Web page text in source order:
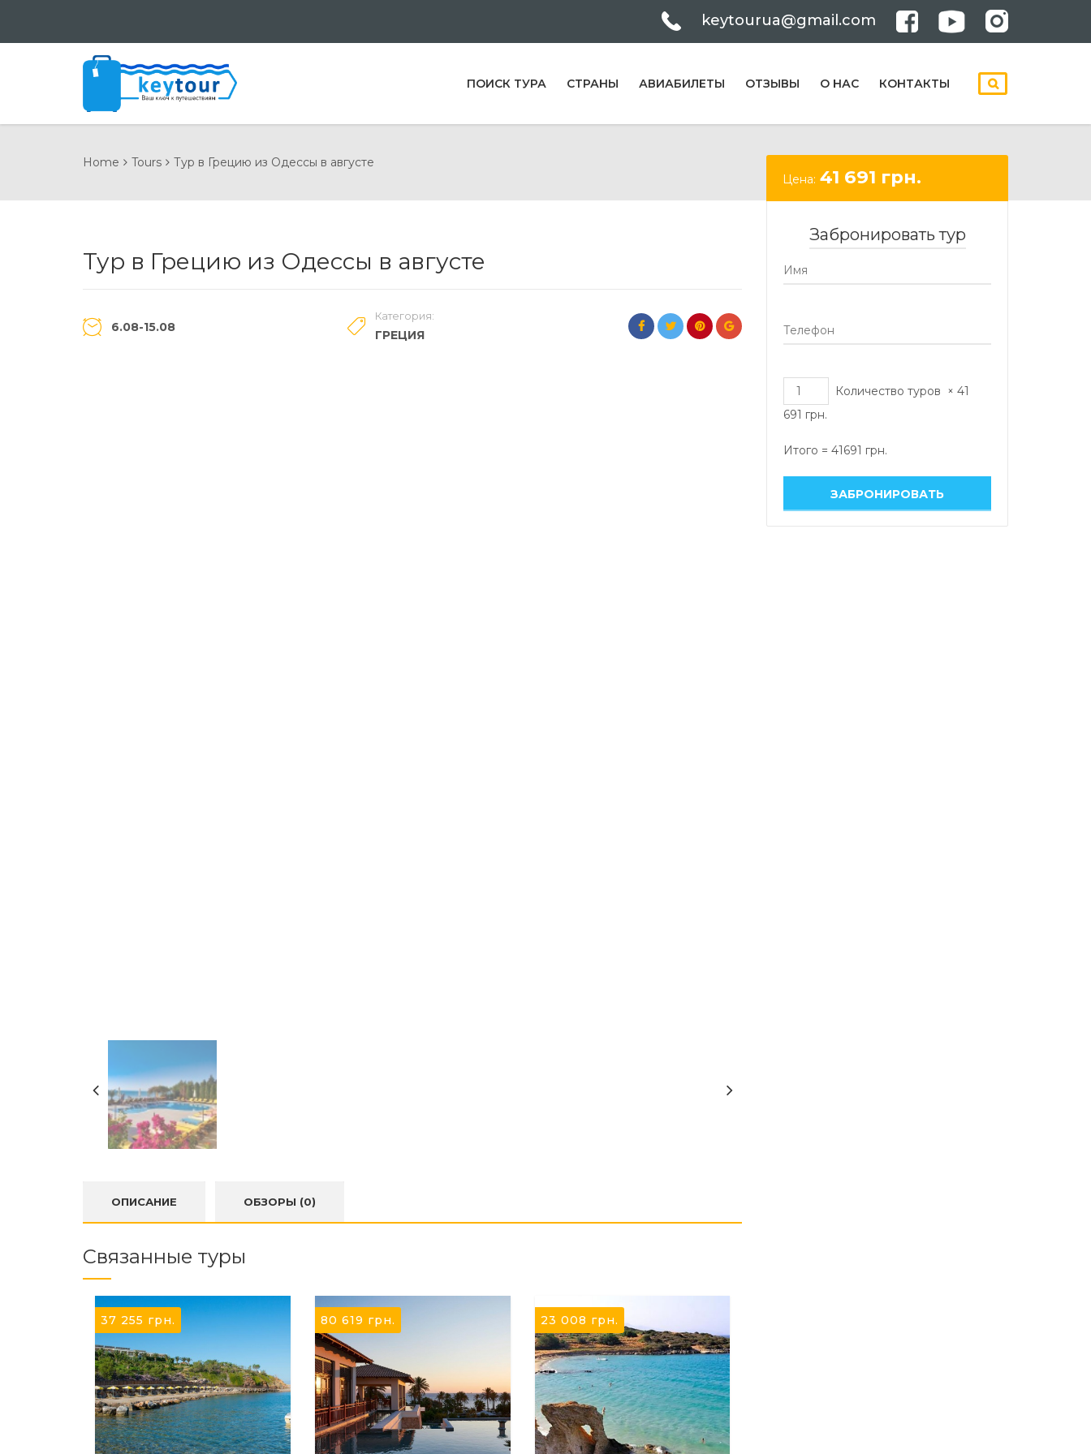
keytourua@gmail.com
ПОИСК ТУРА СТРАНЫ АВИАБИЛЕТЫ ОТЗЫВЫ О НАС КОНТАКТЫ
Home Tours Тур в Грецию из Одессы в августе
Тур в Грецию из Одессы в августе
6.08-15.08
Категория:
ГРЕЦИЯ
ОПИСАНИЕ ОБЗОРЫ (0)
Связанные туры
37 255 грн. 80 619 грн. 23 008 грн.
Цена: 41 691 грн.
Забронировать тур
Количество туров ×41
691 грн.
Итого =41691 грн.